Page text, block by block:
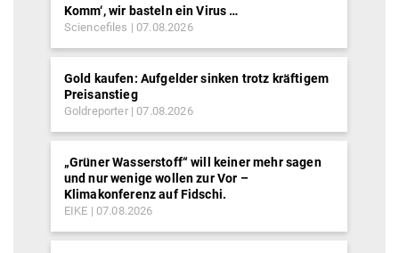
Komm‘, wir basteln ein Virus …
Sciencefiles 07.08.2026
Gold kaufen: Aufgelder sinken trotz kräftigem
Preisanstieg
Goldreporter 07.08.2026
„Grüner Wasserstoff“ will keiner mehr sagen
und nur wenige wollen zur Vor –
Klimakonferenz auf Fidschi.
EIKE 07.08.2026